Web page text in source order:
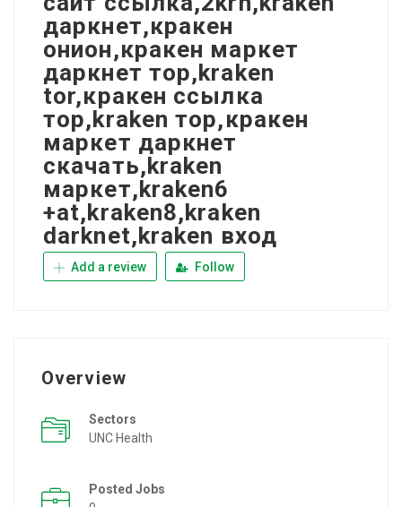
даркнет,кракен
онион,кракен маркет
даркнет тор,kraken
tor,кракен ссылка
тор,kraken тор,кракен
маркет даркнет
скачать,kraken
маркет,kraken6
+at,kraken8,kraken
darknet,kraken вход
Add a review Follow
Overview
Sectors
UNC Health
Posted Jobs